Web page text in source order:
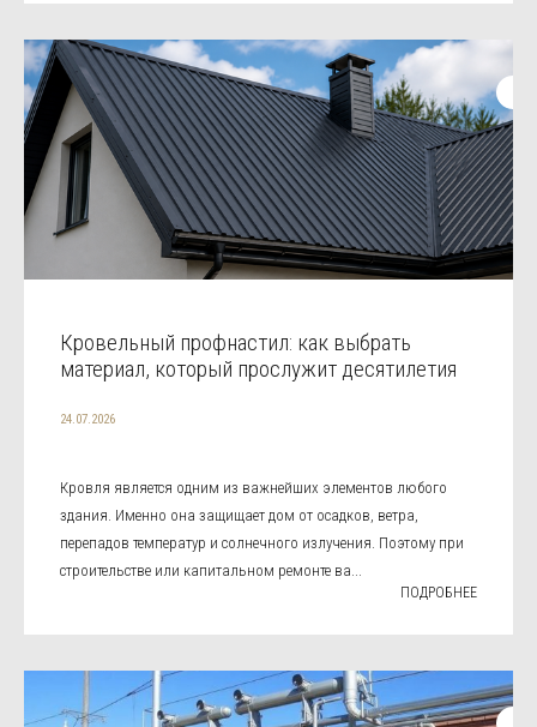
Кровельный профнастил: как выбрать
материал, который прослужит десятилетия
24.07.2026
Кровля является одним из важнейших элементов любого
здания. Именно она защищает дом от осадков, ветра,
перепадов температур и солнечного излучения. Поэтому при
строительстве или капитальном ремонте ва...
ПОДРОБНЕЕ